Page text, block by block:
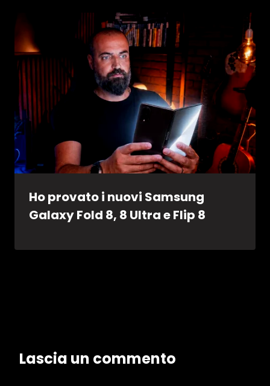
Ho provato i nuovi Samsung
Galaxy Fold 8, 8 Ultra e Flip 8
Lascia un commento